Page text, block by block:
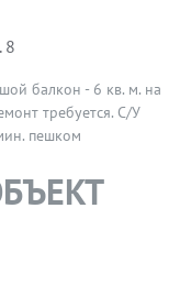
8
балкон - 6 кв. м. на
требуется. С/У
пешком